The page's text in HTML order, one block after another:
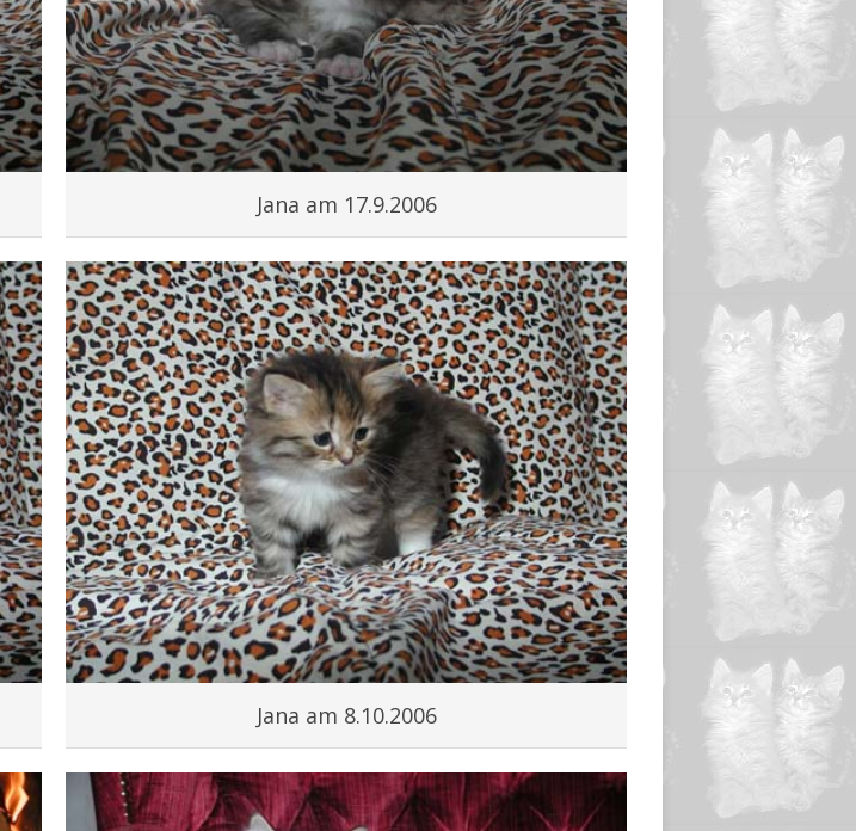
Jana am 17.9.2006
Jana am 8.10.2006